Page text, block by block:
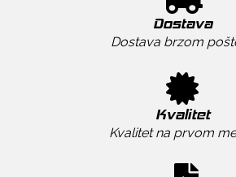
Dostava
Dostava brzom
Kvalitet
Kvalitet na prvom